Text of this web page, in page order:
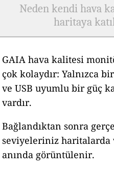
Neden kendi hava
haritaya
GAIA hava kalitesi
çok kolaydır: Yalnızca
ve USB uyumlu bir güç
vardır.
Bağlandıktan sonra
seviyeleriniz haritalarda
anında görüntülenir.